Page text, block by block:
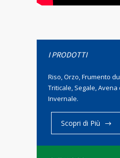
I PRODOTTI
Riso, Orzo, Frumento
Triticale, Segale, Avena
Invernale.
Scopri di Più